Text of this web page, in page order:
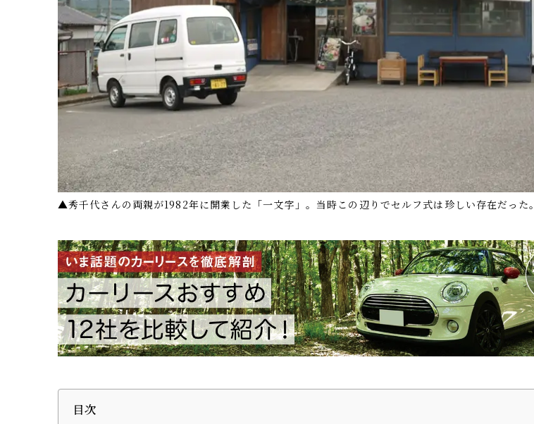
▲秀千代さんの両親が1982年に開業した「一文字」。当時この辺りでセルフ式は珍しい存在だった。
目次